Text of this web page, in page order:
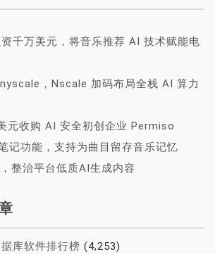
千万美元，将音乐推荐 AI 技术赋能电
，Nscale 加码布局全栈 AI 算力
元收购 AI 安全初创企业 Permiso
记功能，支持为曲目留存音乐记忆
整治平台低质AI生成内容
库软件排行榜 (4,253)